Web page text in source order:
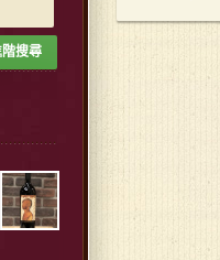
搜尋